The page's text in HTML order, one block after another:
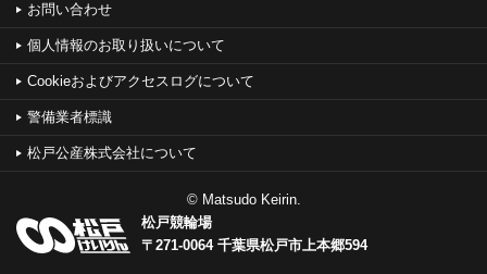
お問い合わせ
個人情報のお取り扱いについて
Cookieおよびアクセスログについて
警備業者標識
松戸公産株式会社について
© Matsudo Keirin.
松戸競輪場
〒271-0064 千葉県松戸市上本郷594